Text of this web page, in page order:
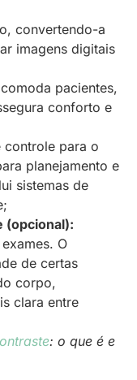
convertendo-a
imagens digitais
pacientes,
conforto e
controle para o
planejamento e
sistemas de
(opcional):
O
de certas
corpo,
clara entre
: o que é e